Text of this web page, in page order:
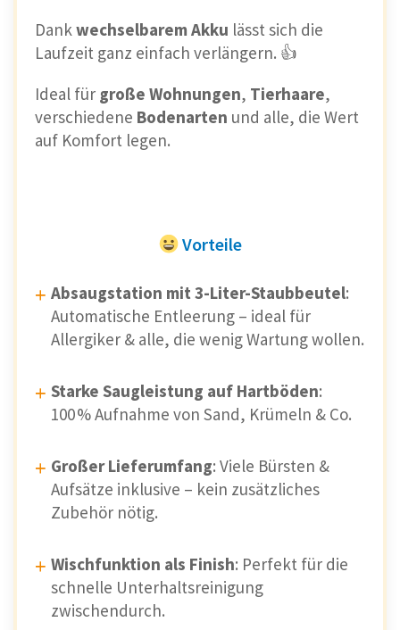
Dank wechselbarem Akku lässt sich die
Laufzeit ganz einfach verlängern. 👍
Ideal für große Wohnungen, Tierhaare,
verschiedene Bodenarten und alle, die Wert
auf Komfort legen.
Vorteile
Absaugstation mit 3-Liter-Staubbeutel:
Automatische Entleerung – ideal für
Allergiker & alle, die wenig Wartung wollen.
Starke Saugleistung auf Hartböden:
100 % Aufnahme von Sand, Krümeln & Co.
Großer Lieferumfang: Viele Bürsten &
Aufsätze inklusive – kein zusätzliches
Zubehör nötig.
Wischfunktion als Finish: Perfekt für die
schnelle Unterhaltsreinigung
zwischendurch.